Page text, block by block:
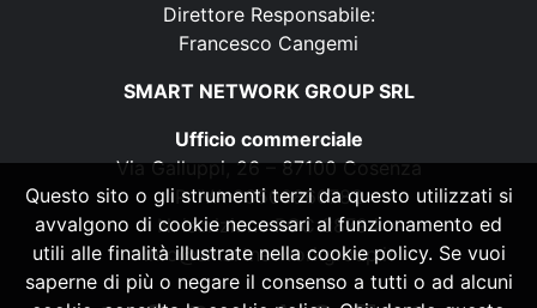
Direttore Responsabile:
Francesco Cangemi
SMART NETWORK GROUP SRL
Ufficio commerciale
Via Galluppi, 26 – 87100 Cosenza
P. IVA 03500860782
N. iscrizione ROC 28794
info@smartnetworkgroup.it
Questo sito o gli strumenti terzi da questo utilizzati si
avvalgono di cookie necessari al funzionamento ed
utili alle finalità illustrate nella cookie policy. Se vuoi
saperne di più o negare il consenso a tutti o ad alcuni